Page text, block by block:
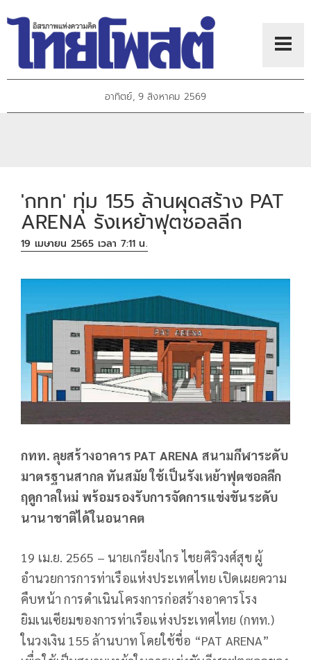
อาทิตย์, 9 สิงหาคม 2569
'กทท' ทุ่ม 155 ล้านผุดสร้าง PAT
ARENA รังเหย้าฟุตซอลลีก
19 เมษายน 2565 เวลา 7:11 น.
กทท. ลุยสร้างอาคาร PAT ARENA สนามกีฬาระดับ
มาตรฐานสากล ทันสมัย ใช้เป็นรังเหย้าฟุตซอลลีก
ฤดูกาลใหม่ พร้อมรองรับการจัดการแข่งขันระดับ
นานาชาติได้ในอนาคต
19 เม.ย. 2565 – นายเกรียงไกร ไชยศิริวงศ์สุข ผู้
อำนวยการการท่าเรือแห่งประเทศไทย เปิดเผยความ
คืบหน้า การดำเนินโครงการก่อสร้างอาคารโรง
ยิมเนเซียมของการท่าเรือแห่งประเทศไทย (กทท.)
ในวงเงิน 155 ล้านบาท โดยใช้ชื่อ “PAT ARENA”